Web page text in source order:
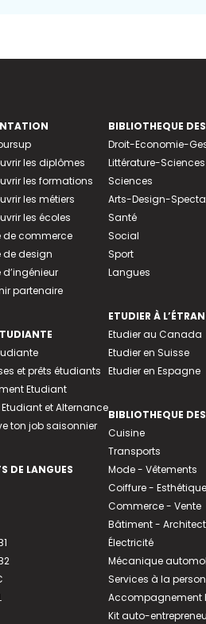
les diplômes
les formations
les métiers
les écoles
de commerce
de design
d’ingénieur
partenaire
et prêts étudiants
Etudiant
et Alternance
ton job saisonnier
DE LANGUES
BIBLIOTHEQUE
Droit-Economie-
Littérature-
Sciences
Arts-Design-
Santé
Social
Sport
Langues
ETUDIER À
Etudier au Canada
Etudier en Suisse
Etudier en Espagne
BIBLIOTHEQUE
Cuisine
Transports
Mode - Vêtements
Coiffure -
Commerce - Vente
Bâtiment -
Électricité
Mécanique
Services à la
Accompagnement
Kit auto-